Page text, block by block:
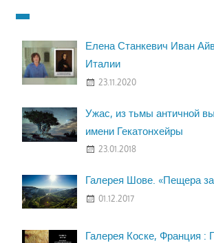
Елена Станкевич Иван
Италии
23.11.2020
Ужас, из тьмы античной
имени Гекатонхейры
23.01.2018
Галерея Шове. «Пещера
01.12.2017
Галерея Коске, Франция :